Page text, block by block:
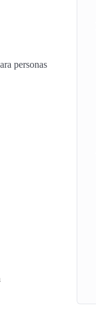
personas